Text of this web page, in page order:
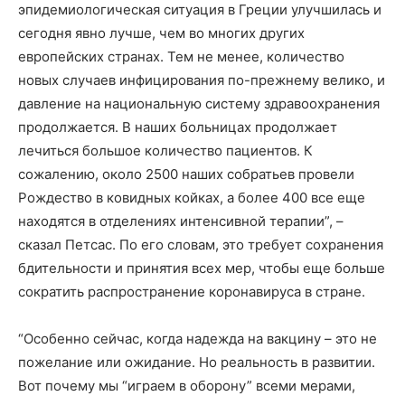
эпидемиологическая ситуация в Греции улучшилась и
сегодня явно лучше, чем во многих других
европейских странах. Тем не менее, количество
новых случаев инфицирования по-прежнему велико, и
давление на национальную систему здравоохранения
продолжается. В наших больницах продолжает
лечиться большое количество пациентов. К
сожалению, около 2500 наших собратьев провели
Рождество в ковидных койках, а более 400 все еще
находятся в отделениях интенсивной терапии”, –
сказал Петсас. По его словам, это требует сохранения
бдительности и принятия всех мер, чтобы еще больше
сократить распространение коронавируса в стране.
“Особенно сейчас, когда надежда на вакцину – это не
пожелание или ожидание. Но реальность в развитии.
Вот почему мы “играем в оборону” всеми мерами,